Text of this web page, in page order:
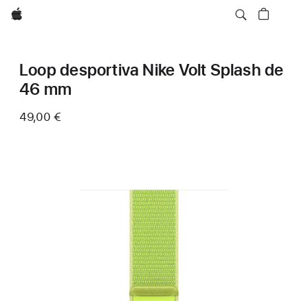
Apple
Loop desportiva Nike Volt Splash de
46 mm
49,00 €